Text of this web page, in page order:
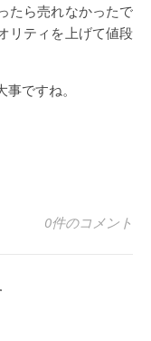
たら売れなかったで
リティを上げて値段
ですね。
0件のコメント